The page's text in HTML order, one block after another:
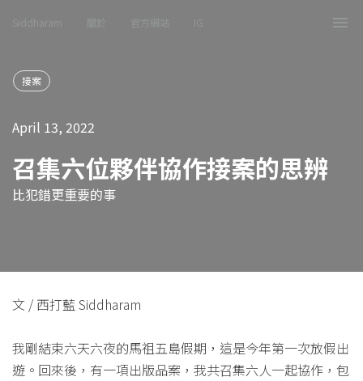
Siddharam 關於 官方網站 IG
接案
April 13, 2022
召集六位夥伴協作接案的思辨
比犯錯更重要的事
文 / 西打藍 Siddharam
我剛結束六天六夜的馬祖五島假期，這是今年第一次放假出
遊。回來後，有一項出版品案，我共召集六人一起協作，包